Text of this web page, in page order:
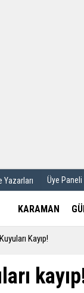
Yazarları Üye Paneli
KARAMAN
Kayıp!